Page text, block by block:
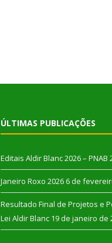
ÚLTIMAS PUBLICAÇÕES
Editais Aldir Blanc 2026 – PNAB
Janeiro Roxo 2026 6 de
Resultado Final de Projetos e
Lei Aldir Blanc 19 de janeiro de